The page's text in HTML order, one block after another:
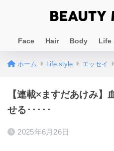
Face Hair Body Life
ホーム Life style エッセイ
【連載×ますだあけみ】
せる･････
2025年6月26日